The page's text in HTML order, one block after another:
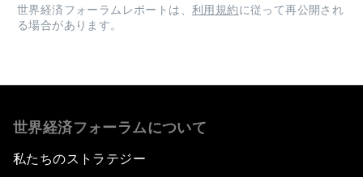
世界経済フォーラムレポートは、 利用規約に従って再公開され
る場合があります。
世界経済フォーラムについて
私たちのストラテジー